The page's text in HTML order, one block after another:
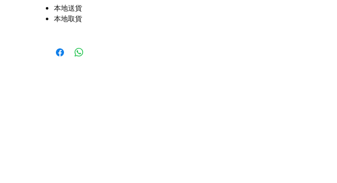
本地送貨
本地取貨